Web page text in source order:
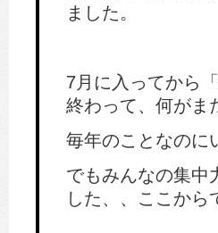
ました。
7月に入ってから
終わって、何がま
毎年のことなのに
でもみんなの集中
した、、ここから